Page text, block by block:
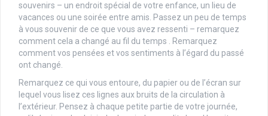
souvenirs – un endroit spécial de votre enfance, un lieu de
vacances ou une soirée entre amis. Passez un peu de temps
à vous souvenir de ce que vous avez ressenti – remarquez
comment cela a changé au fil du temps . Remarquez
comment vos pensées et vos sentiments à l’égard du passé
ont changé.
Remarquez ce qui vous entoure, du papier ou de l’écran sur
lequel vous lisez ces lignes aux bruits de la circulation à
l’extérieur. Pensez à chaque petite partie de votre journée,